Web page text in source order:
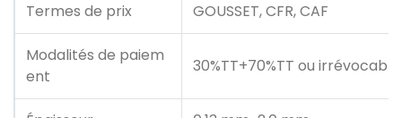
Termes de prix GOUSSET, CFR, CAF
Modalités de paiem
ent
30%TT+70%TT ou irrévocable